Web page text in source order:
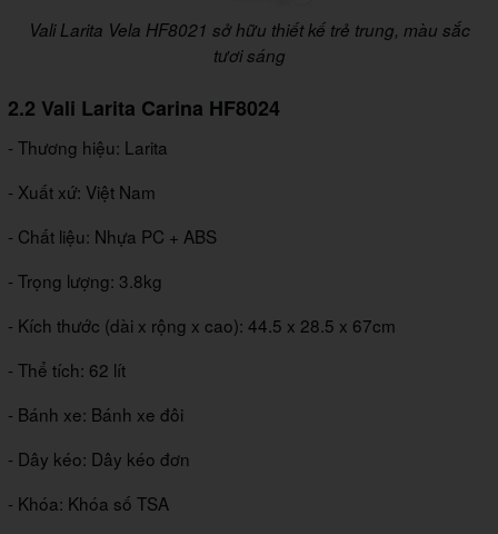
Vali Larita Vela HF8021 sở hữu thiết kế trẻ trung, màu sắc
tươi sáng
2.2 Vali Larita Carina HF8024
- Thương hiệu: Larita
- Xuất xứ: Việt Nam
- Chất liệu: Nhựa PC + ABS
- Trọng lượng: 3.8kg
- Kích thước (dài x rộng x cao): 44.5 x 28.5 x 67cm
- Thể tích: 62 lít
- Bánh xe: Bánh xe đôi
- Dây kéo: Dây kéo đơn
- Khóa: Khóa số TSA